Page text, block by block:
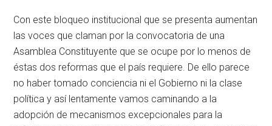
Con este bloqueo institucional que se presenta aumentan
las voces que claman por la convocatoria de una
Asamblea Constituyente que se ocupe por lo menos de
éstas dos reformas que el país requiere. De ello parece
no haber tomado conciencia ni el Gobierno ni la clase
política y así lentamente vamos caminando a la
adopción de mecanismos excepcionales para la